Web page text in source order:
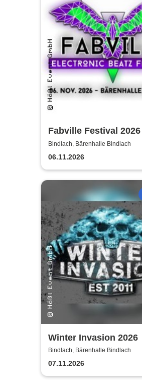
Fabville Festival 2026
Bindlach, Bärenhalle Bindlach
06.11.2026
Winter Invasion 2026
Bindlach, Bärenhalle Bindlach
07.11.2026